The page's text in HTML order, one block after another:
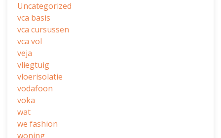
Uncategorized
vca basis
vca cursussen
vca vol
veja
vliegtuig
vloerisolatie
vodafoon
voka
wat
we fashion
woning